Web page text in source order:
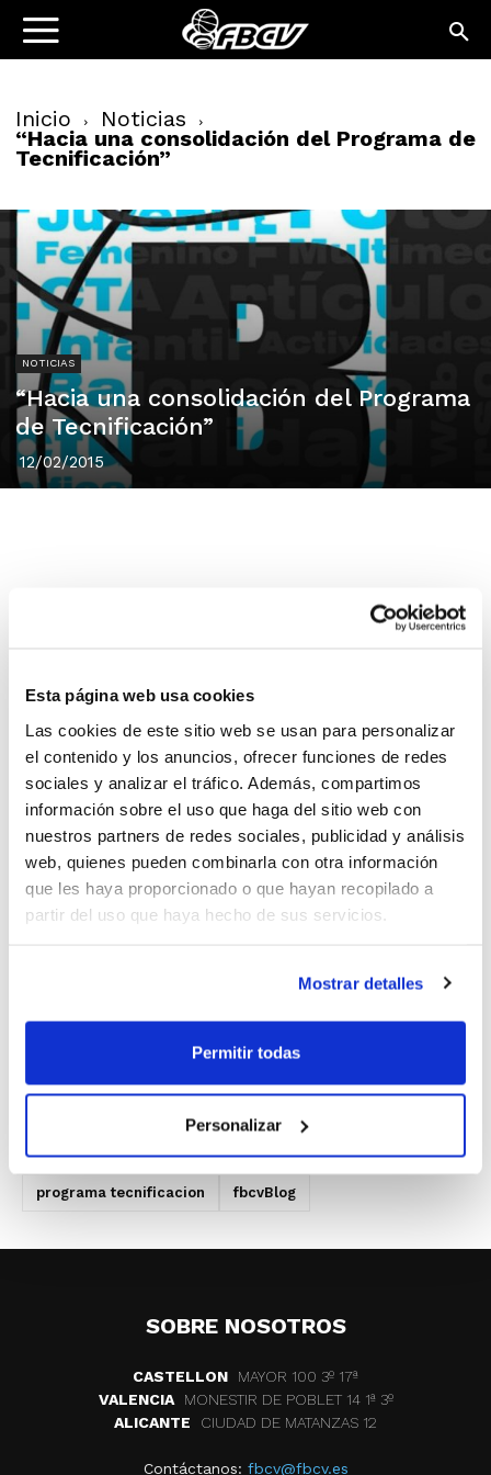
Esta página web usa cookies
Las cookies de este sitio web se usan para personalizar
el contenido y los anuncios, ofrecer funciones de redes
sociales y analizar el tráfico. Además, compartimos
información sobre el uso que haga del sitio web con
nuestros partners de redes sociales, publicidad y análisis
web, quienes pueden combinarla con otra información
que les haya proporcionado o que hayan recopilado a
partir del uso que haya hecho de sus servicios.
Mostrar detalles
Permitir todas
Personalizar
Inicio Noticias
“Hacia una consolidación del Programa de
Tecnificación”
NOTICIAS
“Hacia una consolidación del Programa
de Tecnificación”
12/02/2015
Una vez celebradas todas las Jornadas de Detección
de la temporada 2014/2015, el director deportivo de la
Programa de Tecnificación en la Comunidad.
Israel Sanchis ha destacado como un dato muy
positivo la importante afluencia de jugadores/as a
estas Jornadas, así como la implicación de los clubes
en esta iniciativa que viene a completar el trabajo
diario que las entidades llevan a cabo con los jóvenes.
No obstante, el director deportivo se muestra
convencido de la necesidad de seguir evolucionando a
las que la Federación continuará incidiendo tanto
ámbitos que intervienen directamente en la formación.
Artículo disponible en#fbcvBlog.
programa tecnificacion fbcvBlog
SOBRE NOSOTROS
CASTELLON
MAYOR 100 3º 17ª
VALENCIA
MONESTIR DE POBLET 14 1ª 3º
ALICANTE
CIUDAD DE MATANZAS 12
Contáctanos: fbcv@fbcv.es